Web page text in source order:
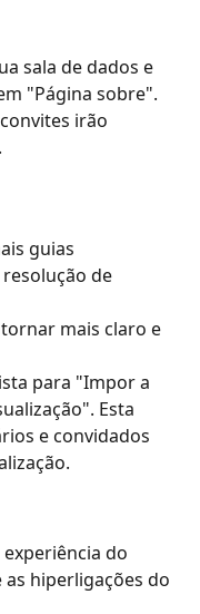
sala de dados e
"Página sobre".
irão
guias
de
mais claro e
para "Impor a
Esta
e convidados
do
as hiperligações do